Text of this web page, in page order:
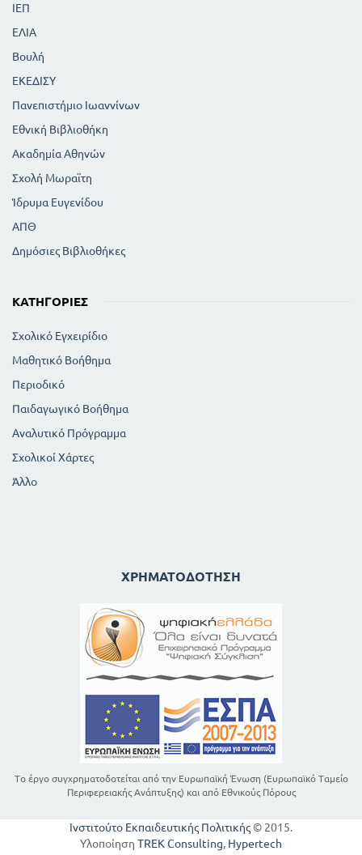
ΙΕΠ
ΕΛΙΑ
Βουλή
ΕΚΕΔΙΣΥ
Πανεπιστήμιο Ιωαννίνων
Εθνική Βιβλιοθήκη
Ακαδημία Αθηνών
Σχολή Μωραϊτη
Ίδρυμα Ευγενίδου
ΑΠΘ
Δημόσιες Βιβλιοθήκες
ΚΑΤΗΓΟΡΊΕΣ
Σχολικό Εγχειρίδιο
Μαθητικό Βοήθημα
Περιοδικό
Παιδαγωγικό Βοήθημα
Αναλυτικό Πρόγραμμα
Σχολικοί Χάρτες
Άλλο
ΧΡΗΜΑΤΟΔΌΤΗΣΗ
Το έργο συγχρηματοδοτείται από την Ευρωπαϊκή Ένωση (Ευρωπαϊκό Ταμείο
Περιφερειακής Ανάπτυξης) και από Εθνικούς Πόρους
Ινστιτούτο Εκπαιδευτικής Πολιτικής © 2015.
Υλοποίηση TREK Consulting, Hypertech